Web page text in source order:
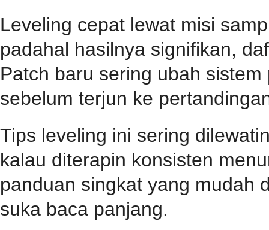
Leveling cepat lewat misi
padahal hasilnya signifikan,
Patch baru sering ubah
sebelum terjun ke
Tips leveling ini sering
kalau diterapin konsisten
panduan singkat yang mudah
suka baca panjang.